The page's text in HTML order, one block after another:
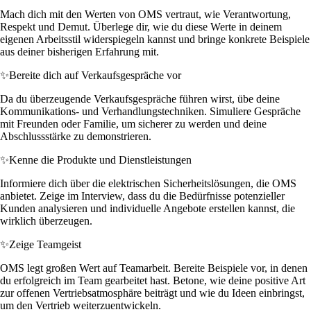
Mach dich mit den Werten von OMS vertraut, wie Verantwortung,
Respekt und Demut. Überlege dir, wie du diese Werte in deinem
eigenen Arbeitsstil widerspiegeln kannst und bringe konkrete Beispiele
aus deiner bisherigen Erfahrung mit.
✨Bereite dich auf Verkaufsgespräche vor
Da du überzeugende Verkaufsgespräche führen wirst, übe deine
Kommunikations- und Verhandlungstechniken. Simuliere Gespräche
mit Freunden oder Familie, um sicherer zu werden und deine
Abschlussstärke zu demonstrieren.
✨Kenne die Produkte und Dienstleistungen
Informiere dich über die elektrischen Sicherheitslösungen, die OMS
anbietet. Zeige im Interview, dass du die Bedürfnisse potenzieller
Kunden analysieren und individuelle Angebote erstellen kannst, die
wirklich überzeugen.
✨Zeige Teamgeist
OMS legt großen Wert auf Teamarbeit. Bereite Beispiele vor, in denen
du erfolgreich im Team gearbeitet hast. Betone, wie deine positive Art
zur offenen Vertriebsatmosphäre beiträgt und wie du Ideen einbringst,
um den Vertrieb weiterzuentwickeln.